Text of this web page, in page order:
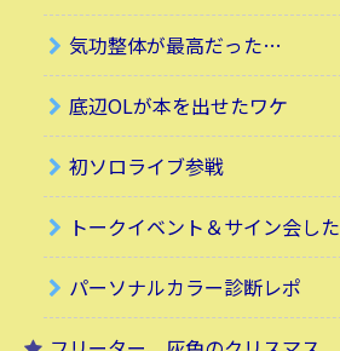
気功整体が最高だった…
底辺OLが本を出せたワケ
初ソロライブ参戦
トークイベント＆サイン会した
パーソナルカラー診断レポ